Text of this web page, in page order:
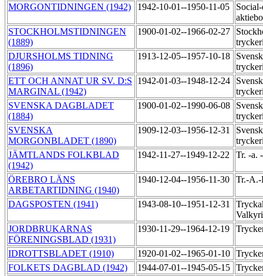
MORGONTIDNINGEN (1942) 1942-10-01--1950-11-05
STOCKHOLMSTIDNINGEN
(1889)
1900-01-02--1966-02-27
DJURSHOLMS TIDNING
(1896)
1913-12-05--1957-10-18
ETT OCH ANNAT UR SV. D:S
MARGINAL (1942)
1942-01-03--1948-12-24
SVENSKA DAGBLADET
(1884)
1900-01-02--1990-06-08
SVENSKA
MORGONBLADET (1890)
1909-12-03--1956-12-31
JÄMTLANDS FOLKBLAD
(1942)
1942-11-27--1949-12-22 Tr. -a.
ÖREBRO LÄNS
ARBETARTIDNING (1940)
1940-12-04--1956-11-30 Tr.-A.-
DAGSPOSTEN (1941) 1943-08-10--1951-12-31
JORDBRUKARNAS
FÖRENINGSBLAD (1931)
1930-11-29--1964-12-19
IDROTTSBLADET (1910) 1920-01-02--1965-01-10
FOLKETS DAGBLAD (1942)
1944-07-01--1945-05-15